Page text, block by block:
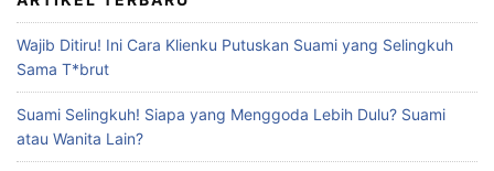
Wajib Ditiru! Ini Cara Klienku Putuskan Suami yang Selingkuh
Sama T*brut
Suami Selingkuh! Siapa yang Menggoda Lebih Dulu? Suami
atau Wanita Lain?